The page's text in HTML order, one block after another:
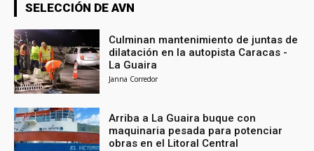
SELECCIÓN DE AVN
Culminan mantenimiento de juntas de
dilatación en la autopista Caracas -
La Guaira
Janna Corredor
Arriba a La Guaira buque con
maquinaria pesada para potenciar
obras en el Litoral Central